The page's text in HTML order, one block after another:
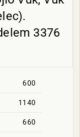
3376
600
1140
660